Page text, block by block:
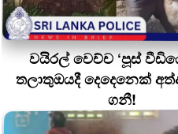
වයිරල් වෙච්ච ‘පූස්
තලාතුඔයදී දෙදෙනෙක්
ගනී!